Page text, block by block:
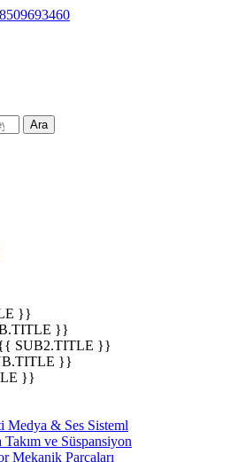
Ara
}}
}}
SUB2.TITLE }}
}}
}}
Medya & Ses Sisteml
ve Süspansiyon
Mekanik Parçaları